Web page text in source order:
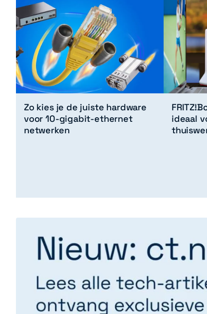
Zo kies je de juiste hardware
voor 10-gigabit-ethernet
netwerken
ideaal